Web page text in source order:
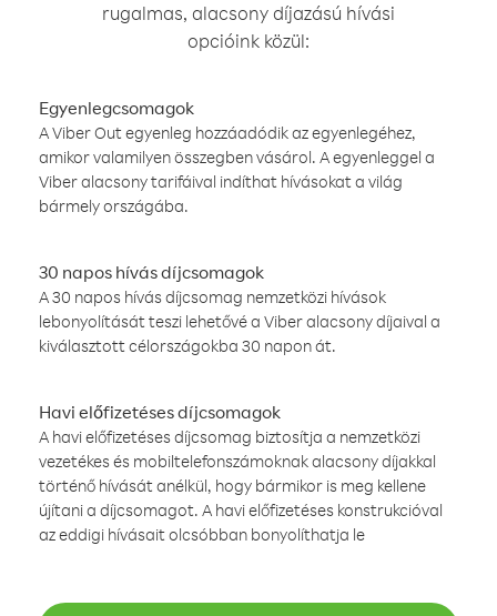
rugalmas, alacsony díjazású hívási
opcióink közül:
Egyenlegcsomagok
A Viber Out egyenleg hozzáadódik az egyenlegéhez,
amikor valamilyen összegben vásárol. A egyenleggel a
Viber alacsony tarifáival indíthat hívásokat a világ
bármely országába.
30 napos hívás díjcsomagok
A 30 napos hívás díjcsomag nemzetközi hívások
lebonyolítását teszi lehetővé a Viber alacsony díjaival a
kiválasztott célországokba 30 napon át.
Havi előfizetéses díjcsomagok
A havi előfizetéses díjcsomag biztosítja a nemzetközi
vezetékes és mobiltelefonszámoknak alacsony díjakkal
történő hívását anélkül, hogy bármikor is meg kellene
újítani a díjcsomagot. A havi előfizetéses konstrukcióval
az eddigi hívásait olcsóbban bonyolíthatja le